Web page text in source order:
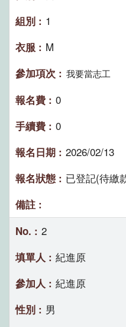
1
M
我要當志工
0
0
2026/02/13
已登記(待繳
2
紀進原
紀進原
男